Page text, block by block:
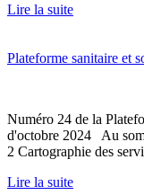
Lire la suite
Plateforme sanitaire et
Numéro 24 de la
d'octobre 2024 Au
2 Cartographie des
Lire la suite